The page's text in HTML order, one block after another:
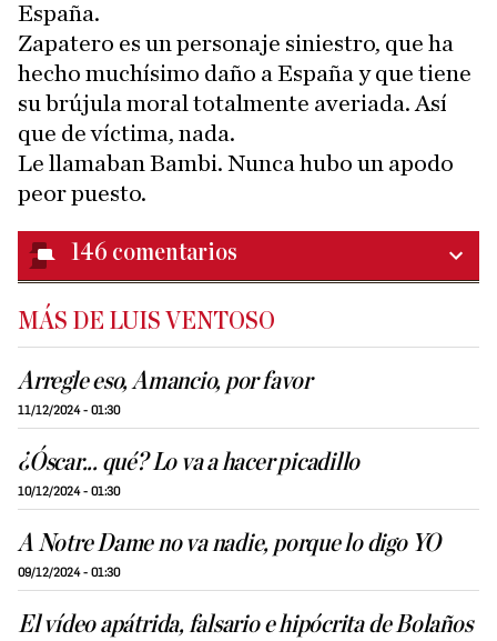
España.
Zapatero es un personaje siniestro, que ha
hecho muchísimo daño a España y que tiene
su brújula moral totalmente averiada. Así
que de víctima, nada.
Le llamaban Bambi. Nunca hubo un apodo
peor puesto.
146 comentarios
MÁS DE LUIS VENTOSO
Arregle eso, Amancio, por favor
11/12/2024 - 01:30
¿Óscar... qué? Lo va a hacer picadillo
10/12/2024 - 01:30
A Notre Dame no va nadie, porque lo digo YO
09/12/2024 - 01:30
El vídeo apátrida, falsario e hipócrita de Bolaños